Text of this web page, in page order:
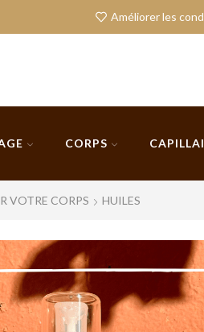
Améliorer les
CORPS
VOTRE CORPS HUILES